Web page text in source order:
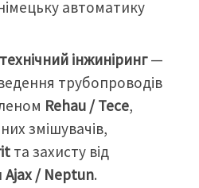
автоматику
інжиніринг—
трубопроводів
Rehau / Tece,
змішувачів,
та захисту від
Ajax / Neptun.